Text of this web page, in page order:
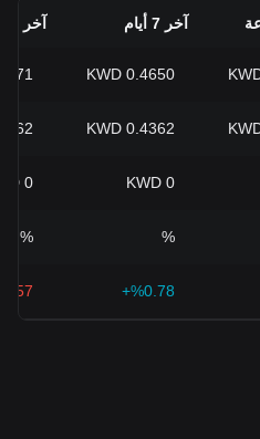
آخر 7 أيام آخر 30 يومًا
0.4650 KWD
KWD
0.4362 KWD
KWD
0 KWD
0 KWD
%
%
%0.78+